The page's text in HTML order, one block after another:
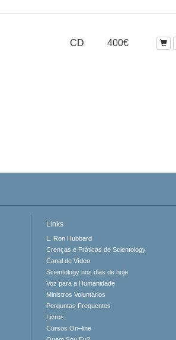
CD 400€
Links
L. Ron Hubbard
Crenças e Práticas de Scientology
Canal de Vídeo
Scientology nos dias de hoje
Voz para a Humanidade
Ministros Voluntários
Perguntas Frequentes
Livros
Cursos On–line